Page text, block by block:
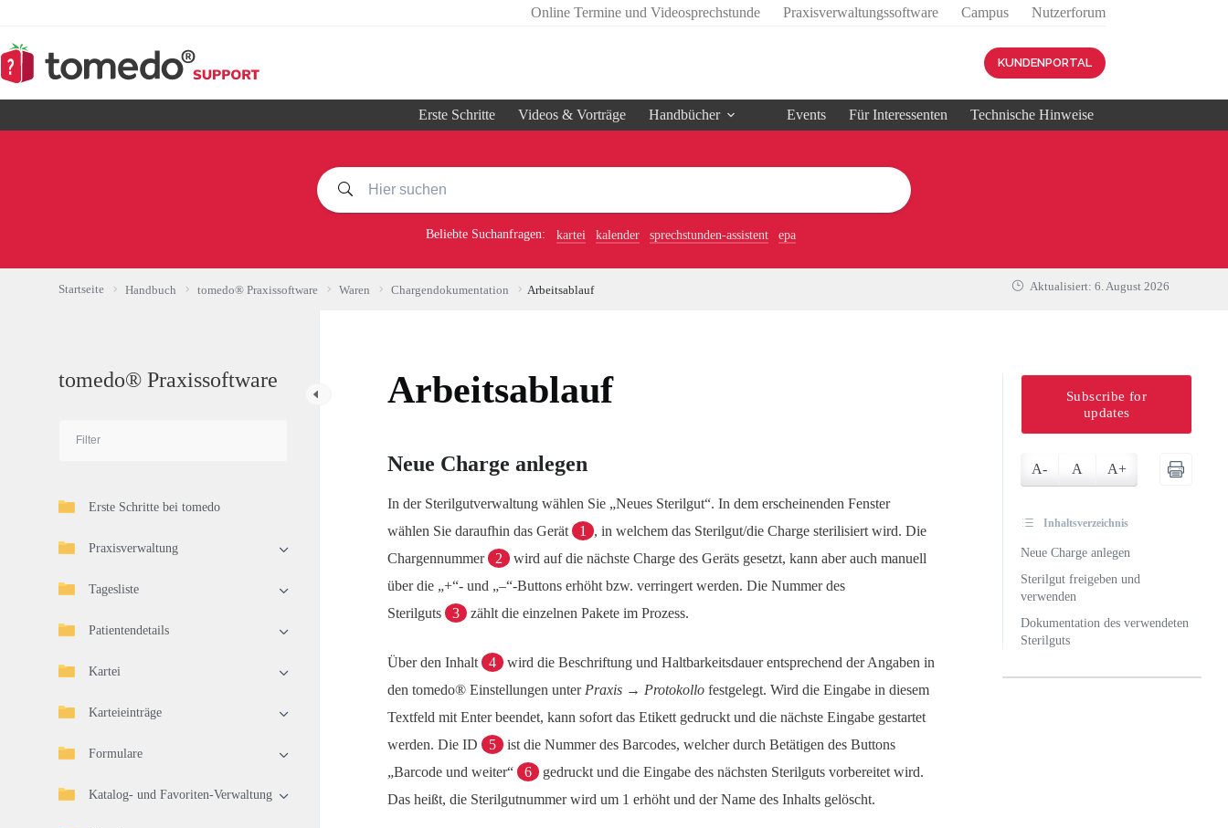
springen
Online Termine und Videosprechstunde Praxisverwaltungssoftware Campus Nutzerforum
KUNDENPORTAL
Erste Schritte Videos & Vorträge Handbücher Events Für Interessenten Technische Hinweise
Beliebte Suchanfragen: kartei kalender sprechstunden-assistent epa
Startseite Handbuch tomedo® Praxissoftware Waren Chargendokumentation Arbeitsablauf Aktualisiert: 6. August 2026
tomedo® Praxissoftware
Erste Schritte bei tomedo
Praxisverwaltung
Tagesliste
Patientendetails
Kartei
Karteieinträge
Formulare
Katalog- und Favoriten-Verwaltung
Arbeitsablauf
Neue Charge anlegen
In der Sterilgutverwaltung wählen Sie „Neues Sterilgut“. In dem erscheinenden Fenster
wählen Sie daraufhin das Gerät
1
, in welchem das Sterilgut/die Charge sterilisiert wird. Die
Chargennummer
2 wird auf die nächste Charge des Geräts gesetzt, kann aber auch manuell
über die „+“- und „–“-Buttons erhöht bzw. verringert werden. Die Nummer des
Sterilguts
3 zählt die einzelnen Pakete im Prozess.
Über den Inhalt 4 wird die Beschriftung und Haltbarkeitsdauer entsprechend der Angaben in
den tomedo® Einstellungen unter Praxis → Protokollofestgelegt. Wird die Eingabe in diesem
Textfeld mit Enter beendet, kann sofort das Etikett gedruckt und die nächste Eingabe gestartet
werden. Die ID
5 ist die Nummer des Barcodes, welcher durch Betätigen des Buttons
„Barcode und weiter“
6 gedruckt und die Eingabe des nächsten Sterilguts vorbereitet wird.
Das heißt, die Sterilgutnummer wird um 1 erhöht und der Name des Inhalts gelöscht.
Subscribe for
updates
A- A A+
Inhaltsverzeichnis
Neue Charge anlegen
Sterilgut freigeben und
verwenden
Dokumentation des verwendeten
Sterilguts